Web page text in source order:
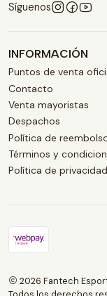
Síguenos
INFORMACIÓN
Puntos de venta
Contacto
Venta mayoristas
Despachos
Política de
Términos y
Política de
2026 Fantech